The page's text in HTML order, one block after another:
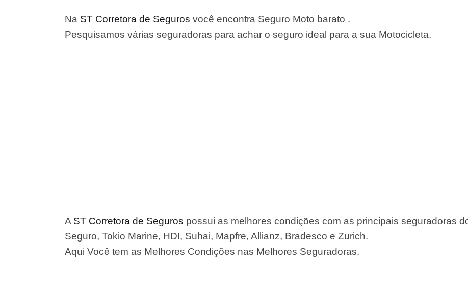
Na ST Corretora de Seguros você encontra Seguro Moto barato .
Pesquisamos várias seguradoras para achar o seguro ideal para a sua Motocicleta.
A ST Corretora de Seguros possui as melhores condições com as principais seguradoras
Seguro, Tokio Marine, HDI, Suhai, Mapfre, Allianz, Bradesco e Zurich.
Aqui Você tem as Melhores Condições nas Melhores Seguradoras.